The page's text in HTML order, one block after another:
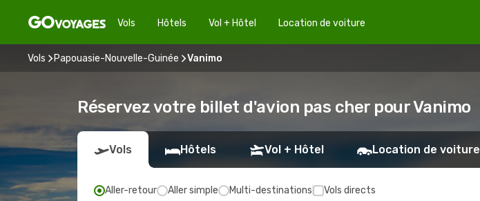
Vols Hôtels Vol + Hôtel Location de voiture
Vols Papouasie-Nouvelle-Guinée Vanimo
Réservez votre billet d'avion pas cher pour Vanimo
Vols Hôtels Vol + Hôtel Location de voiture
Aller-retour Aller simple Multi-destinations Vols directs